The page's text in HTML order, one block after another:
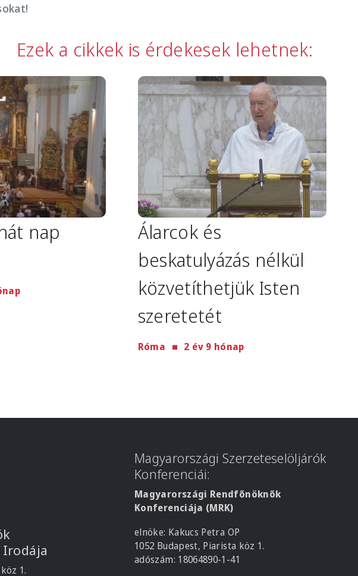
Ezek a cikkek is érdekesek lehetnek:
nap
Image
Álarcok és
beskatulyázás nélkül
közvetíthetjük Isten
szeretetét
Róma 2 év 9 hónap
1.
Magyarországi Szerzeteselöljárók
Konferenciái:
Magyarországi Rendfőnöknők
Konferenciája (MRK)
elnöke: Kakucs Petra OP
1052 Budapest, Piarista köz 1.
adószám: 18064890-1-41